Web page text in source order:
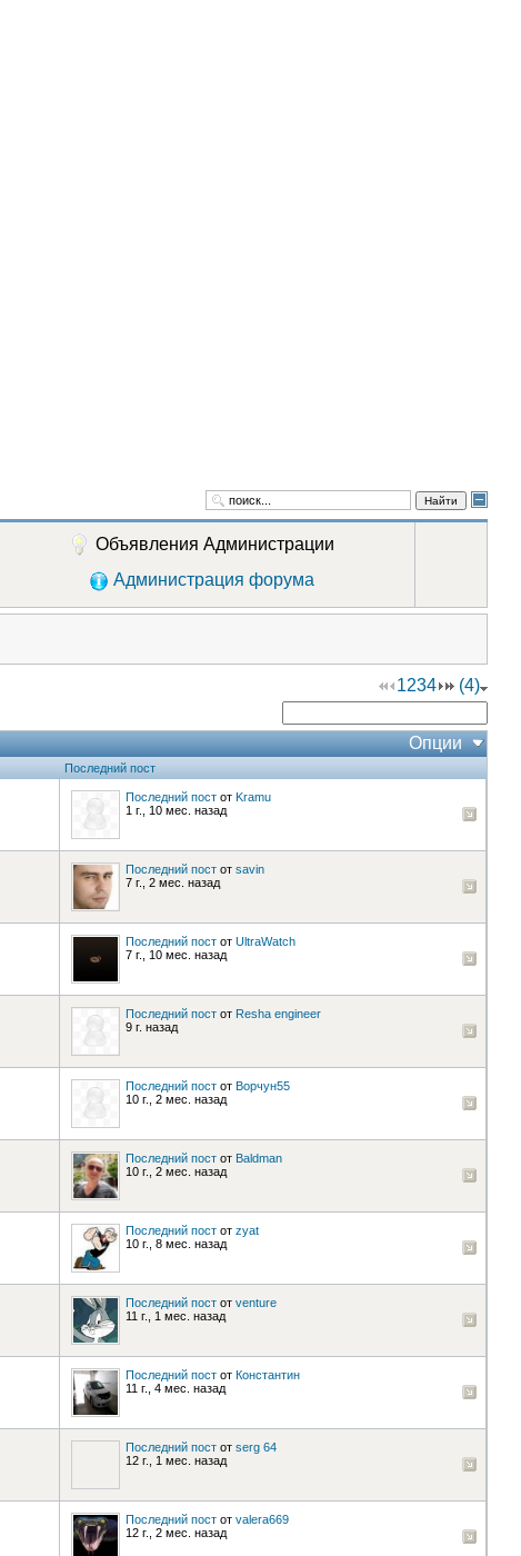
Найти
Объявления Администрации
Администрация форума
1234 (4)
Опции
Последний пост
Последний пост от Kramu
1 г., 10 мес. назад
Последний пост от savin
7 г., 2 мес. назад
Последний пост от UltraWatch
7 г., 10 мес. назад
Последний пост от Resha engineer
9 г. назад
Последний пост от Ворчун55
10 г., 2 мес. назад
Последний пост от Baldman
10 г., 2 мес. назад
Последний пост от zyat
10 г., 8 мес. назад
Последний пост от venture
11 г., 1 мес. назад
Последний пост от Константин
11 г., 4 мес. назад
Последний пост от serg 64
12 г., 1 мес. назад
Последний пост от valera669
12 г., 2 мес. назад